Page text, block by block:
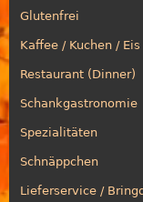
Glutenfrei
Kaffee / Kuchen / Eis
Restaurant (Dinner)
Schankgastronomie
Spezialitäten
Schnäppchen
Lieferservice /